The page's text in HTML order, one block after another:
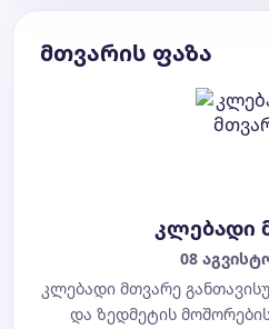
მთვარის ფაზა
კლებადი
08
კლებადი მთვარე
და ზედმეტის